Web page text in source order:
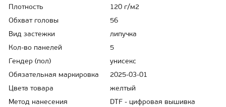
Плотность
120 г/м2
Обхват головы
56
Вид застежки
липучка
Кол-во панелей
5
Гендер (пол)
унисекс
Обязательная маркировка
2025-03-01
Цвета товара
желтый
Метод нанесения
DTF - цифровая вышивка